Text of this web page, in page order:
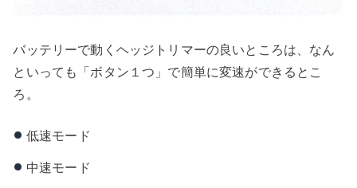
バッテリーで動くヘッジトリマーの良いところは、なん
といっても「ボタン１つ」で簡単に変速ができるとこ
ろ。
低速モード
中速モード